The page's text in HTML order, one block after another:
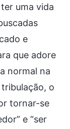
uma vida
e
que adore
normal na
o
tornar-se
e “ser